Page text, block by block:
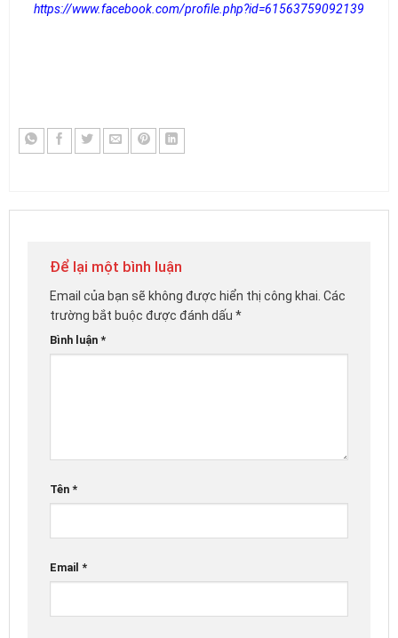
https://www.facebook.com/profile.php?id=61563759092139
Để lại một bình luận
Email của bạn sẽ không được hiển thị công khai. Các
trường bắt buộc được đánh dấu *
Bình luận *
Tên *
Email *